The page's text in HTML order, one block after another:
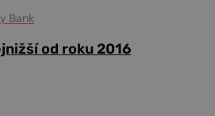
Bank
od roku 2016